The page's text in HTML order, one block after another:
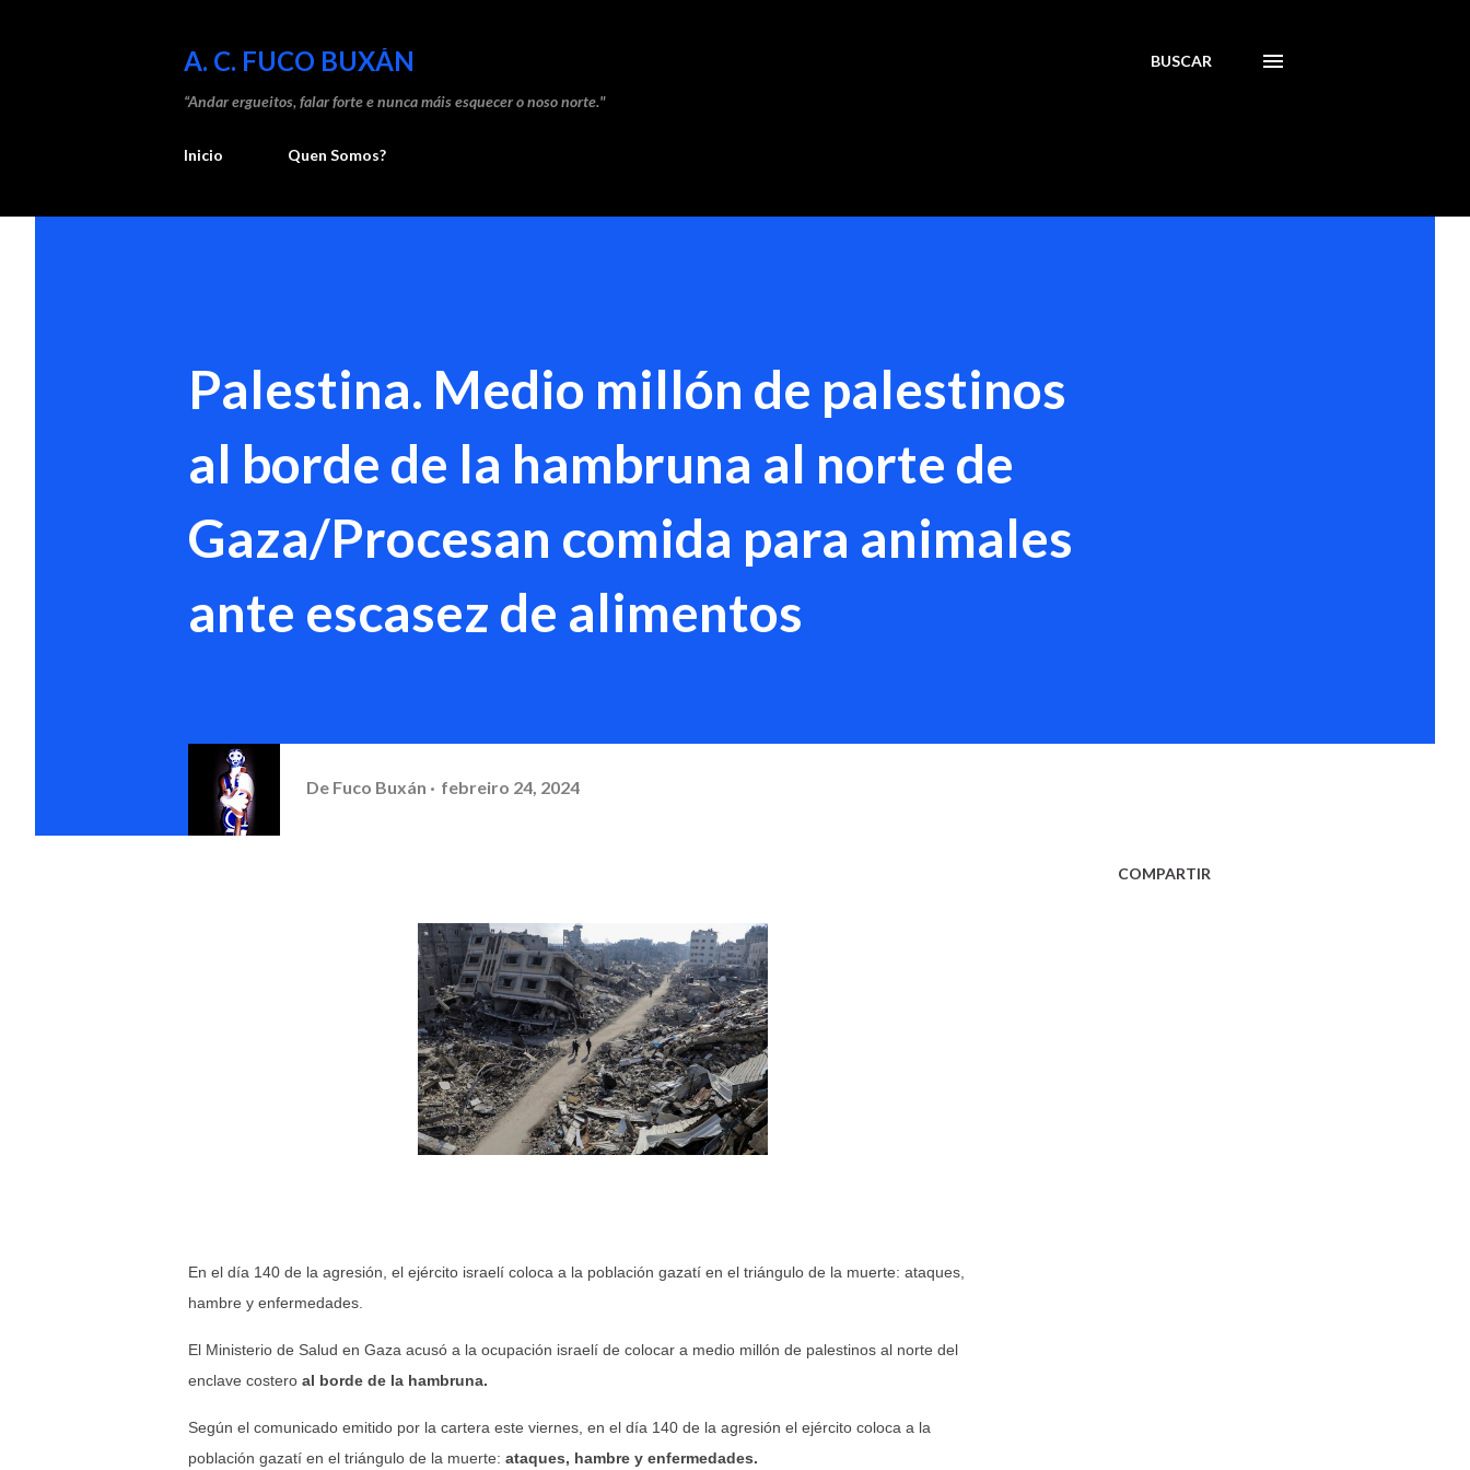
A. C. FUCO BUXÁN
“Andar ergueitos, falar forte e nunca máis esquecer o noso norte."
BUSCAR
Inicio Quen Somos?
Palestina. Medio millón de palestinos
al borde de la hambruna al norte de
Gaza/Procesan comida para animales
ante escasez de alimentos
De Fuco Buxán febreiro 24, 2024
En el día 140 de la agresión, el ejército israelí coloca a la población gazatí en el triángulo de la muerte: ataques,
hambre y enfermedades.
El Ministerio de Salud en Gaza acusó a la ocupación israelí de colocar a medio millón de palestinos al norte del
enclave costero al borde de la hambruna.
Según el comunicado emitido por la cartera este viernes, en el día 140 de la agresión el ejército coloca a la
población gazatí en el triángulo de la muerte: ataques, hambre y enfermedades.
COMPARTIR